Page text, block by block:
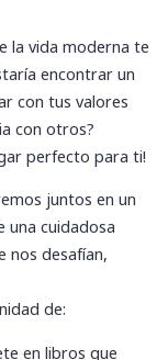
la vida moderna te
encontrar un
con tus valores
con otros?
perfecto para ti!
juntos en un
una cuidadosa
nos desafían,
de:
en libros que